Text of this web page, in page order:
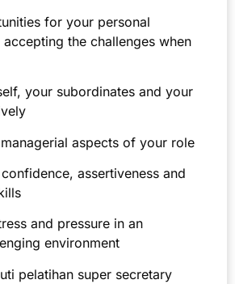
for your personal
the challenges when
your subordinates and your
aspects of your role
assertiveness and
and pressure in an
environment
pelatihan super secretary